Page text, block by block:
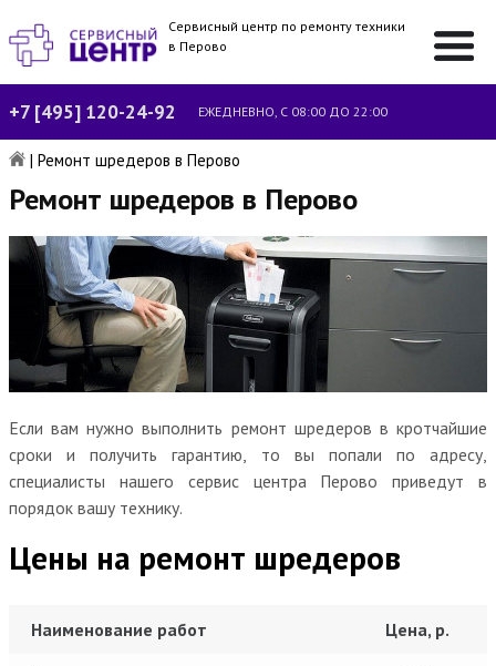
Сервисный центр по ремонту техники
в Перово
+7 [495] 120-24-92 ЕЖЕДНЕВНО, С 08:00 ДО 22:00
| Ремонт шредеров в Перово
Ремонт шредеров в Перово
Если вам нужно выполнить ремонт шредеров в кротчайшие
сроки и получить гарантию, то вы попали по адресу,
специалисты нашего сервис центра Перово приведут в
порядок вашу технику.
Цены на ремонт шредеров
Наименование работ Цена, р.